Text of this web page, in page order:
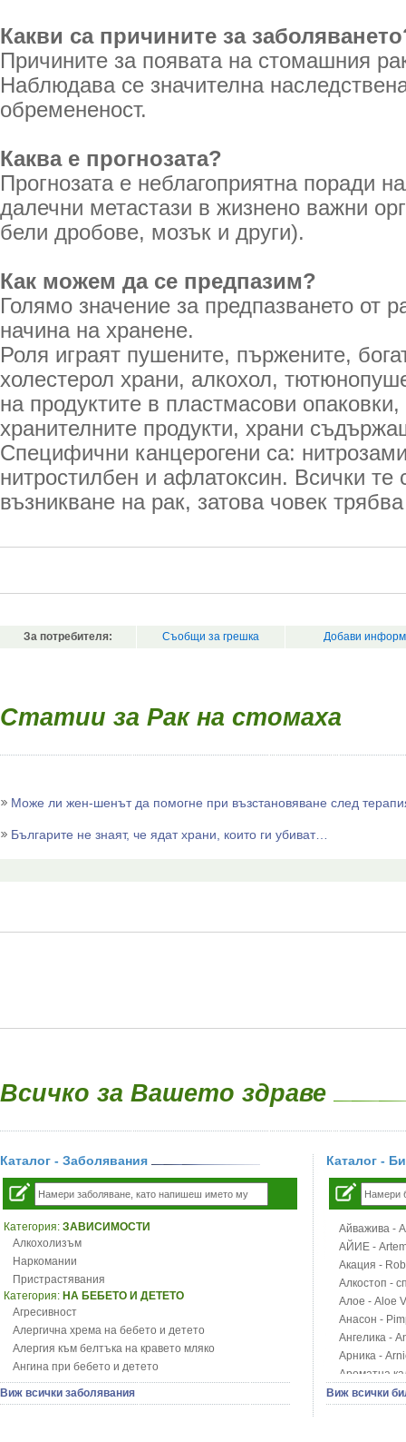
Какви са причините за
Причините за появата на стомашния
Наблюдава се значителна
обремененост.
Каква е прогнозата?
Прогнозата е неблагоприятна поради
далечни метастази в жизнено важни
бели дробове, мозък и други).
Как можем да се предпазим?
Голямо значение за предпазването от
начина на хранене.
Роля играят пушените, пържените,
холестерол храни, алкохол,
на продуктите в пластмасови
хранителните продукти, храни
Специфични канцерогени са:
нитростилбен и афлатоксин. Всички те
възникване на рак, затова човек
За потребителя: Съобщи за грешка Добави
Статии за Рак на стомаха
Може ли жен-шенът да помогне при възстановяване след
Българите не знаят, че ядат храни, които ги убиват…
Всичко за Вашето здраве
Каталог - Заболявания
Категория: ЗАВИСИМОСТИ
Алкохолизъм
Наркомании
Пристрастявания
Категория: НА БЕБЕТО И ДЕТЕТО
Агресивност
Алергична хрема на бебето и детето
Алергия към белтъка на кравето мляко
Ангина при бебето и детето
Анемия при бебето и детето
Апетит - пълни деца
Виж всички заболявания
Каталог -
Айважива -
АЙИЕ -
Акация -
Алкостоп -
Алое - Aloe
Анасон -
Ангелика -
Арника -
Ароматна
Арония -
Виж всички